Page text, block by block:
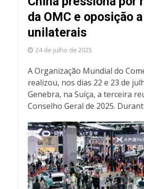
da OMC e oposição
unilaterais
24 de julho de 2025
A Organização Mundial do
realizou, nos dias 22 e 23 de
Genebra, na Suíça, a terceira
Conselho Geral de 2025.